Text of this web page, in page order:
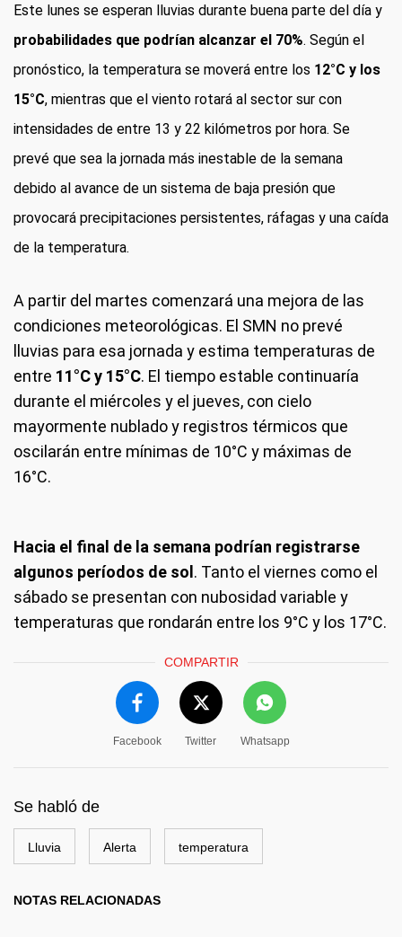
Este lunes se esperan lluvias durante buena parte del día y
probabilidades que podrían alcanzar el 70%. Según el
pronóstico, la temperatura se moverá entre los 12°C y los
15°C, mientras que el viento rotará al sector sur con
intensidades de entre 13 y 22 kilómetros por hora. Se
prevé que sea la jornada más inestable de la semana
debido al avance de un sistema de baja presión que
provocará precipitaciones persistentes, ráfagas y una caída
de la temperatura.
A partir del martes comenzará una mejora de las
condiciones meteorológicas. El SMN no prevé
lluvias para esa jornada y estima temperaturas de
entre 11°C y 15°C. El tiempo estable continuaría
durante el miércoles y el jueves, con cielo
mayormente nublado y registros térmicos que
oscilarán entre mínimas de 10°C y máximas de
16°C.
Hacia el final de la semana podrían registrarse
algunos períodos de sol. Tanto el viernes como el
sábado se presentan con nubosidad variable y
temperaturas que rondarán entre los 9°C y los 17°C.
COMPARTIR
Facebook Twitter Whatsapp
Se habló de
Lluvia Alerta temperatura
NOTAS RELACIONADAS